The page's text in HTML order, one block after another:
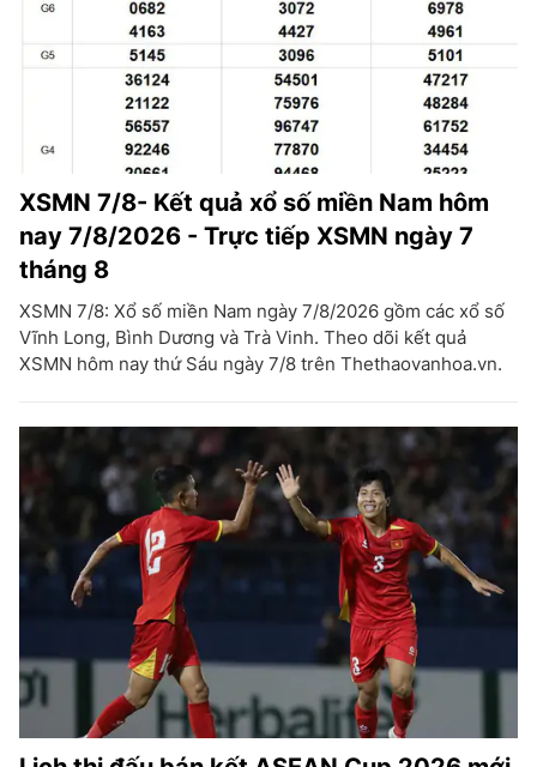
XSMN 7/8- Kết quả xổ số miền Nam hôm
nay 7/8/2026 - Trực tiếp XSMN ngày 7
tháng 8
XSMN 7/8: Xổ số miền Nam ngày 7/8/2026 gồm các xổ số
Vĩnh Long, Bình Dương và Trà Vinh. Theo dõi kết quả
XSMN hôm nay thứ Sáu ngày 7/8 trên Thethaovanhoa.vn.